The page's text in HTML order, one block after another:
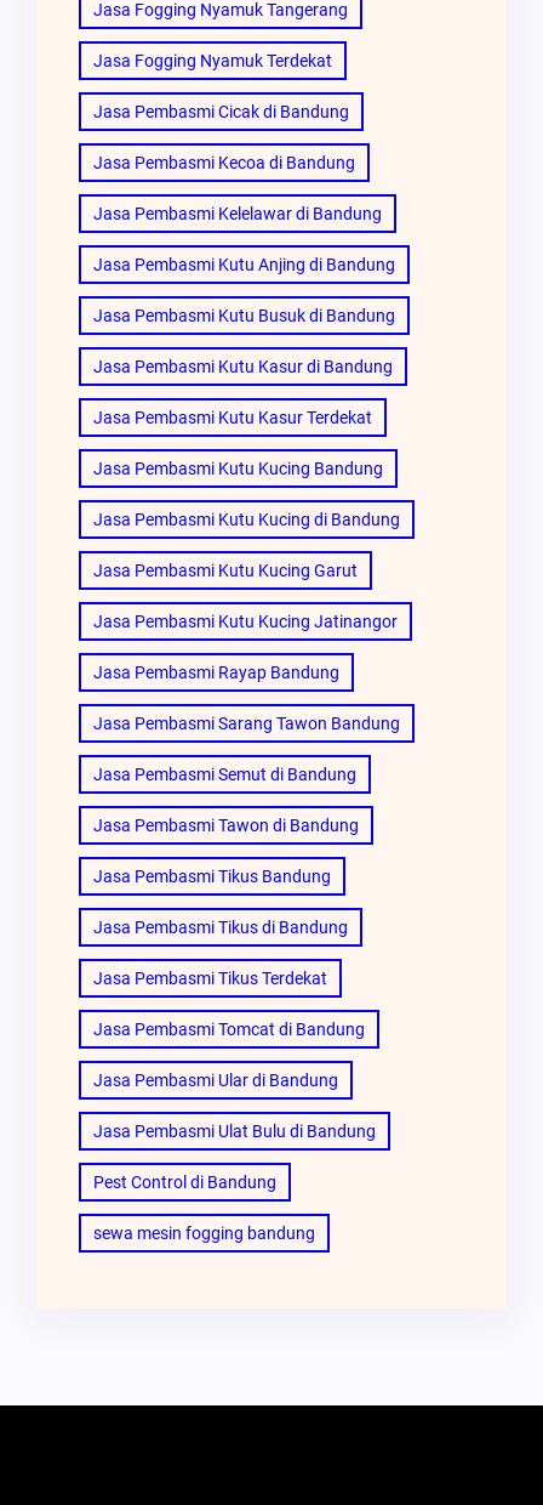
Jasa Fogging Nyamuk Tangerang
Jasa Fogging Nyamuk Terdekat
Jasa Pembasmi Cicak di Bandung
Jasa Pembasmi Kecoa di Bandung
Jasa Pembasmi Kelelawar di Bandung
Jasa Pembasmi Kutu Anjing di Bandung
Jasa Pembasmi Kutu Busuk di Bandung
Jasa Pembasmi Kutu Kasur di Bandung
Jasa Pembasmi Kutu Kasur Terdekat
Jasa Pembasmi Kutu Kucing Bandung
Jasa Pembasmi Kutu Kucing di Bandung
Jasa Pembasmi Kutu Kucing Garut
Jasa Pembasmi Kutu Kucing Jatinangor
Jasa Pembasmi Rayap Bandung
Jasa Pembasmi Sarang Tawon Bandung
Jasa Pembasmi Semut di Bandung
Jasa Pembasmi Tawon di Bandung
Jasa Pembasmi Tikus Bandung
Jasa Pembasmi Tikus di Bandung
Jasa Pembasmi Tikus Terdekat
Jasa Pembasmi Tomcat di Bandung
Jasa Pembasmi Ular di Bandung
Jasa Pembasmi Ulat Bulu di Bandung
Pest Control di Bandung
sewa mesin fogging bandung